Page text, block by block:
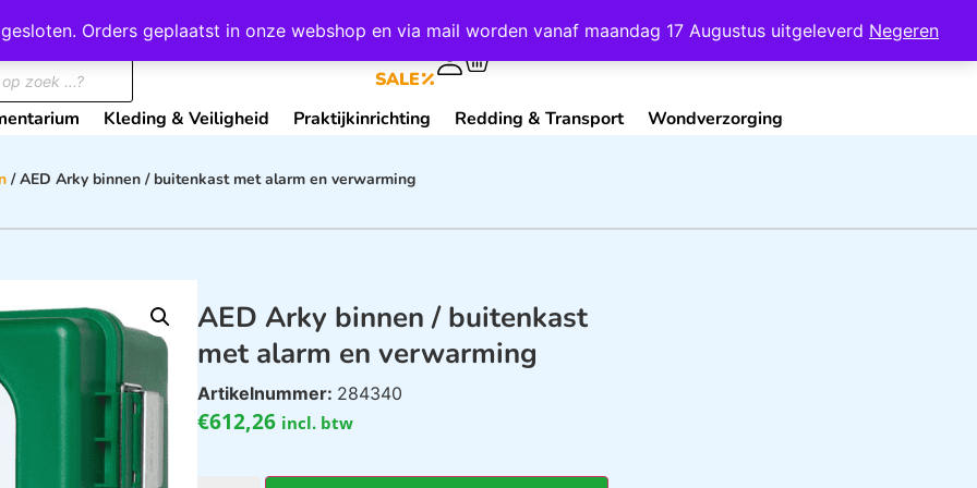
Orders geplaatst in onze webshop en via mail worden vanaf maandag 17 Augustus uitgeleverd Negeren
Mijn Account Contact
SALE
Kleding & Veiligheid Praktijkinrichting Redding & Transport Wondverzorging
/ AED Arky binnen / buitenkast met alarm en verwarming
AED Arky binnen / buitenkast
met alarm en verwarming
Artikelnummer: 284340
€612,26 incl. btw